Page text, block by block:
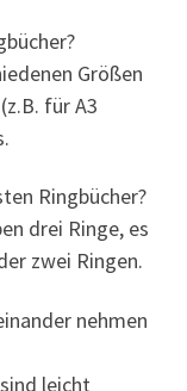
Größen
für A3
Ringbücher?
drei Ringe, es
zwei Ringen.
nehmen
leicht